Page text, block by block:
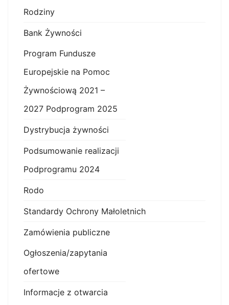
Rodziny
Bank Żywności
Program Fundusze
Europejskie na Pomoc
Żywnościową 2021 –
2027 Podprogram 2025
Dystrybucja żywności
Podsumowanie realizacji
Podprogramu 2024
Rodo
Standardy Ochrony Małoletnich
Zamówienia publiczne
Ogłoszenia/zapytania
ofertowe
Informacje z otwarcia